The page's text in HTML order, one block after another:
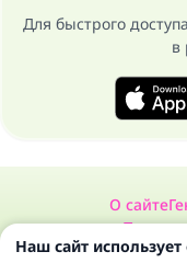
Для быстрого
в
О сайте
Сайт «Ислам: вопрос и
Наш сайт